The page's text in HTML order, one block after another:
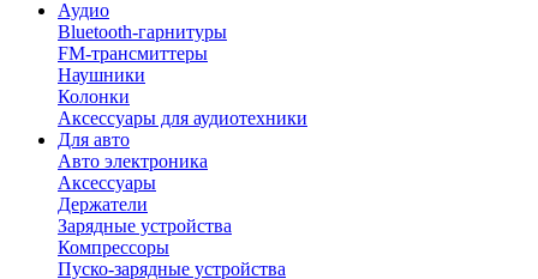
Аудио
Bluetooth-гарнитуры
FM-трансмиттеры
Наушники
Колонки
Аксессуары для аудиотехники
Для авто
Авто электроника
Аксессуары
Держатели
Зарядные устройства
Компрессоры
Пуско-зарядные устройства